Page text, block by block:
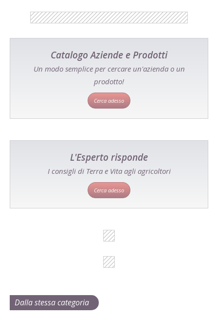
Catalogo Aziende e Prodotti
Un modo semplice per cercare un'azienda o un
prodotto!
Cerca adesso
L'Esperto risponde
I consigli di Terra e Vita agli agricoltori
Cerca adesso
Dalla stessa categoria